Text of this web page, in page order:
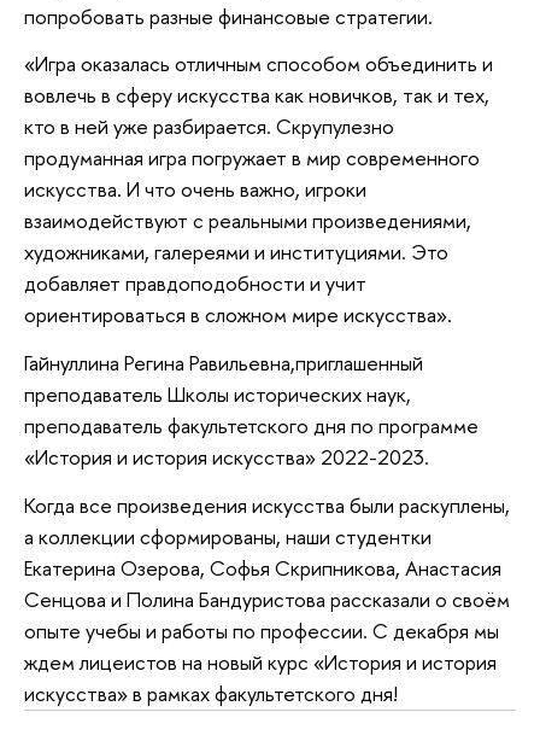
попробовать разные финансовые стратегии.
«Игра оказалась отличным способом объединить и
вовлечь в сферу искусства как новичков, так и тех,
кто в ней уже разбирается. Скрупулезно
продуманная игра погружает в мир современного
искусства. И что очень важно, игроки
взаимодействуют с реальными произведениями,
художниками, галереями и институциями. Это
добавляет правдоподобности и учит
ориентироваться в сложном мире искусства».
Гайнуллина Регина Равильевна,приглашенный
преподаватель Школы исторических наук,
преподаватель факультетского дня по программе
«История и история искусства» 2022-2023.
Когда все произведения искусства были раскуплены,
а коллекции сформированы, наши студентки
Екатерина Озерова, Софья Скрипникова, Анастасия
Сенцова и Полина Бандуристова рассказали о своём
опыте учебы и работы по профессии. С декабря мы
ждем лицеистов на новый курс «История и история
искусства» в рамках факультетского дня!